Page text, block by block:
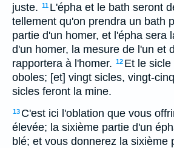
juste. 11 L'épha et le bath seront
tellement qu'on prendra un bath
partie d'un homer, et l'épha sera
d'un homer, la mesure de l'un et
rapportera à l'homer. 12 Et le
oboles; [et] vingt sicles, vingt-
sicles feront la mine.
13 C'est ici l'oblation que vous
élevée; la sixième partie d'un
blé; et vous donnerez la sixième